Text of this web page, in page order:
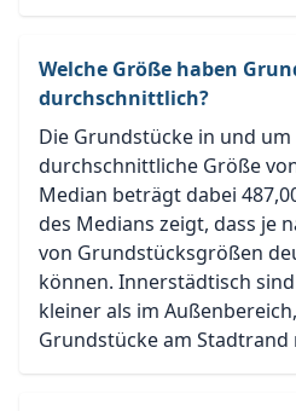
Welche Größe haben
durchschnittlich?
Die Grundstücke in und
durchschnittliche Größe
Median beträgt dabei
des Medians zeigt, dass je
von Grundstücksgrößen
können. Innerstädtisch
kleiner als im
Grundstücke am Stadtrand